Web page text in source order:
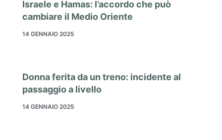
Israele e Hamas: l’accordo che può
cambiare il Medio Oriente
14 GENNAIO 2025
Donna ferita da un treno: incidente al
passaggio a livello
14 GENNAIO 2025